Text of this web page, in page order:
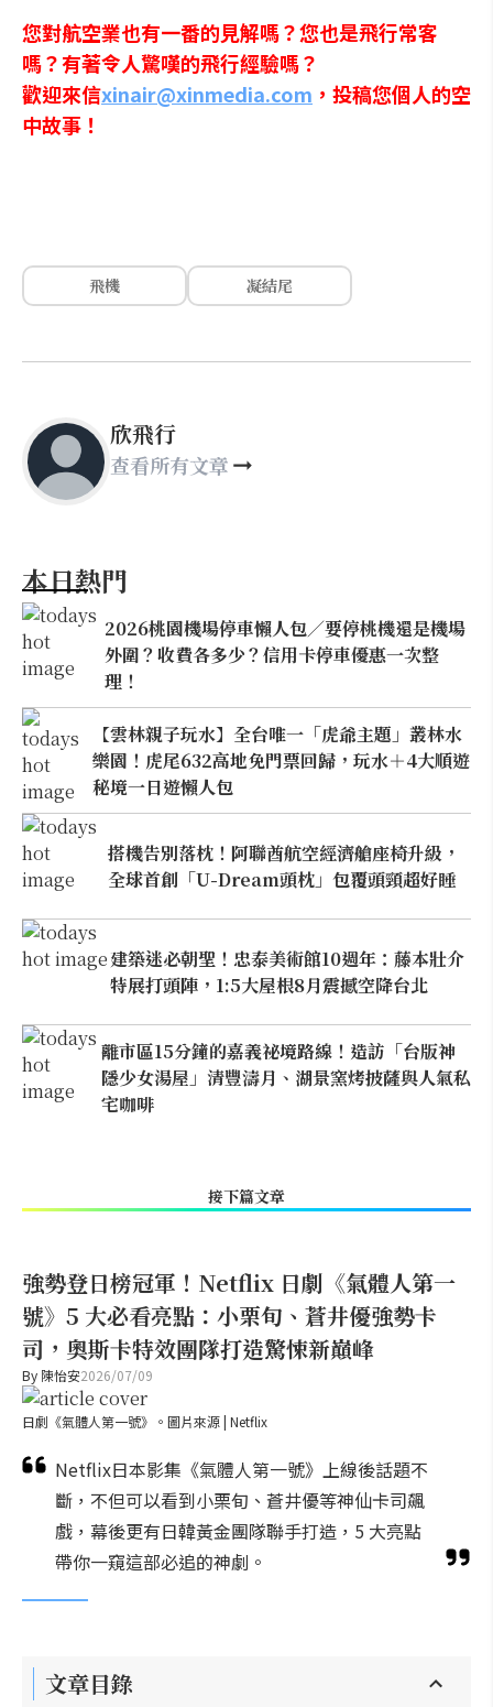
您對航空業也有一番的見解嗎？您也是飛行常客
嗎？有著令人驚嘆的飛行經驗嗎？
歡迎來信xinair@xinmedia.com ，投稿您個人的空
中故事！
飛機 凝結尾
欣飛行
查看所有文章
本日熱門
2026桃園機場停車懶人包／要停桃機還是機場
外圍？收費各多少？信用卡停車優惠一次整
理！
【雲林親子玩水】全台唯一「虎爺主題」叢林水
樂園！虎尾632高地免門票回歸，玩水＋4大順遊
秘境一日遊懶人包
搭機告別落枕！阿聯酋航空經濟艙座椅升級，
全球首創「U-Dream頭枕」包覆頭頸超好睡
建築迷必朝聖！忠泰美術館10週年：藤本壯介
特展打頭陣，1:5大屋根8月震撼空降台北
離市區15分鐘的嘉義祕境路線！造訪「台版神
隱少女湯屋」清豐濤月、湖景窯烤披薩與人氣私
宅咖啡
接下篇文章
強勢登日榜冠軍！Netflix 日劇《氣體人第一
號》5 大必看亮點：小栗旬、蒼井優強勢卡
司，奧斯卡特效團隊打造驚悚新巔峰
By 陳怡安2026/07/09
日劇《氣體人第一號》。圖片來源 | Netflix
Netflix日本影集《氣體人第一號》上線後話題不
斷，不但可以看到小栗旬、蒼井優等神仙卡司飆
戲，幕後更有日韓黃金團隊聯手打造，5 大亮點
帶你一窺這部必追的神劇。
文章目錄